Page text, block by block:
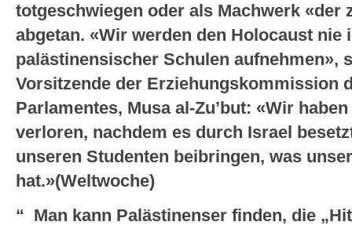
totgeschwiegen oder als Machwerk «der
abgetan. «Wir werden den Holocaust nie
palästinensischer Schulen aufnehmen»,
Vorsitzende der Erziehungskommission
Parlamentes, Musa al-Zu’but: «Wir
verloren, nachdem es durch Israel
unseren Studenten beibringen, was
hat.»(Weltwoche)
“ Man kann Palästinenser finden, die